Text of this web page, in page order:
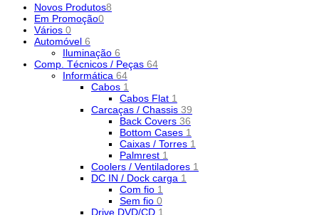
Novos Produtos8
Em Promoção0
Vários 0
Automóvel 6
Iluminação 6
Comp. Técnicos / Peças 64
Informática 64
Cabos 1
Cabos Flat 1
Carcaças / Chassis 39
Back Covers 36
Bottom Cases 1
Caixas / Torres 1
Palmrest 1
Coolers / Ventiladores 1
DC IN / Dock carga 1
Com fio 1
Sem fio 0
Drive DVD/CD 1